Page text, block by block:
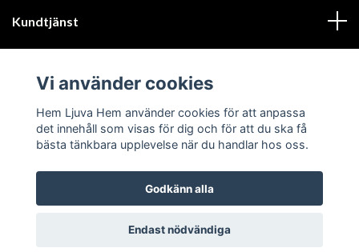
Kundtjänst
Sociala medier
© 2026 Hem Ljuva Hem
Vi använder cookies
Hem Ljuva Hem använder cookies för att anpassa
det innehåll som visas för dig och för att du ska få
bästa tänkbara upplevelse när du handlar hos oss.
Godkänn alla
Endast nödvändiga